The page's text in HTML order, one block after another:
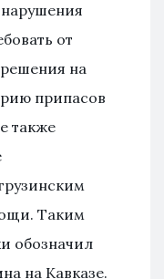
от
на
припасов
также
Таким
обозначил
на Кавказе.